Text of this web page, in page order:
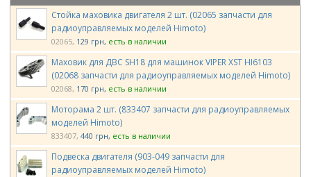
Стойка маховика двигателя 2 шт. (02065 запчасти для
радиоуправляемых моделей Himoto)
02065 129 грн есть в наличии
Маховик для ДВС SH18 для машинок VIPER XST HI6103
(02068 запчасти для радиоуправляемых моделей Himoto)
02068 170 грн есть в наличии
Моторама 2 шт. (833407 запчасти для радиоуправляемых
моделей Himoto)
833407 440 грн есть в наличии
Подвеска двигателя (903-049 запчасти для
радиоуправляемых моделей Himoto)